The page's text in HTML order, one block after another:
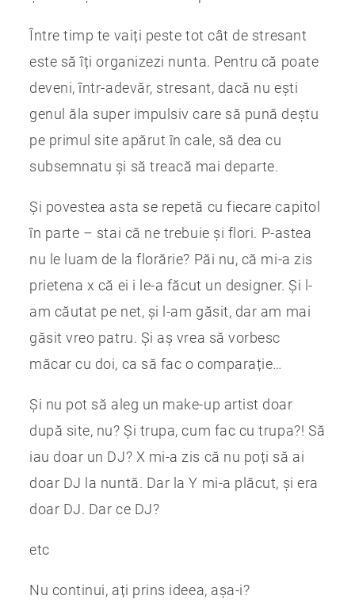
Între timp te vaiți peste tot cât de stresant
este să îți organizezi nunta. Pentru că poate
deveni, într-adevăr, stresant, dacă nu ești
genul ăla super impulsiv care să pună deștu
pe primul site apărut în cale, să dea cu
subsemnatu și să treacă mai departe.
Și povestea asta se repetă cu fiecare capitol
în parte – stai că ne trebuie și flori. P-astea
nu le luam de la florărie? Păi nu, că mi-a zis
prietena x că ei i le-a făcut un designer. Și l-
am căutat pe net, și l-am găsit, dar am mai
găsit vreo patru. Și aș vrea să vorbesc
măcar cu doi, ca să fac o comparație…
Și nu pot să aleg un make-up artist doar
după site, nu? Și trupa, cum fac cu trupa?! Să
iau doar un DJ? X mi-a zis că nu poți să ai
doar DJ la nuntă. Dar la Y mi-a plăcut, și era
doar DJ. Dar ce DJ?
etc
Nu continui, ați prins ideea, așa-i?